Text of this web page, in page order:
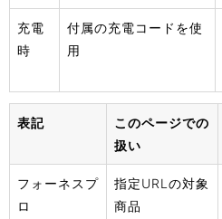
充電
時
付属の充電コードを使
用
表記
このページでの
扱い
フォーネスプ
ロ
指定URLの対象
商品